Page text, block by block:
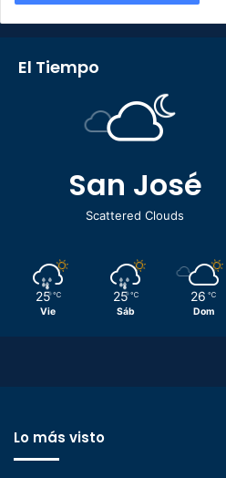
El Tiempo
San José
Scattered Clouds
25 ℃
Vie
25 ℃
Sáb
26 ℃
Dom
Lo más visto